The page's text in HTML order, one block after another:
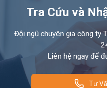
Tra Cứu và
Đội ngũ chuyên gia công ty
Liên hệ ngay để
Tư